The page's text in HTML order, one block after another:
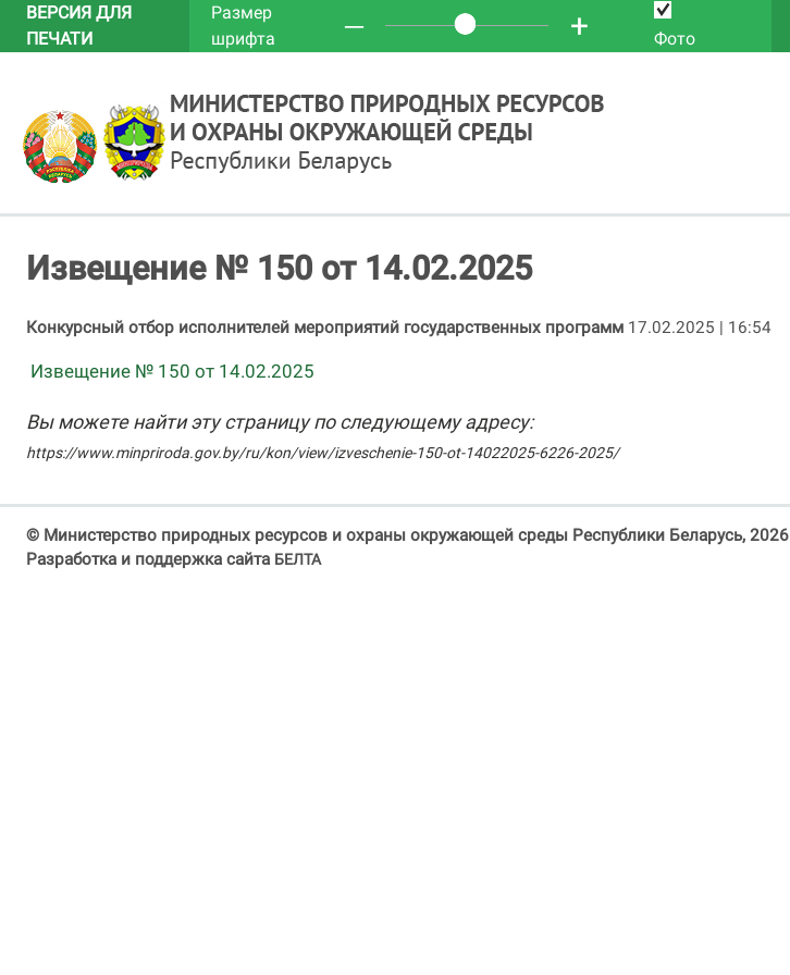
ВЕРСИЯ ДЛЯ
ПЕЧАТИ
Размер
шрифта
─ + Фото
Извещение № 150 от 14.02.2025
Конкурсный отбор исполнителей мероприятий государственных программ 17.02.2025 | 16:54
Извещение № 150 от 14.02.2025
Вы можете найти эту страницу по следующему адресу:
https://www.minpriroda.gov.by/ru/kon/view/izveschenie-150-ot-14022025-6226-2025/
© Министерство природных ресурсов и охраны окружающей среды Республики Беларусь, 2026
Разработка и поддержка сайта БЕЛТА